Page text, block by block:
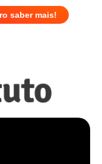
saber mais!